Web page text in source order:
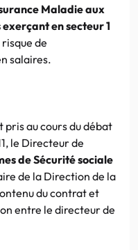
Maladie aux
en secteur 1
de
salaires.
au cours du débat
le Directeur de
de Sécurité sociale
de la Direction de la
du contrat et
entre le directeur de